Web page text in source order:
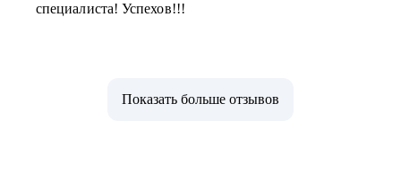
специалиста! Успехов!!!
Показать больше отзывов